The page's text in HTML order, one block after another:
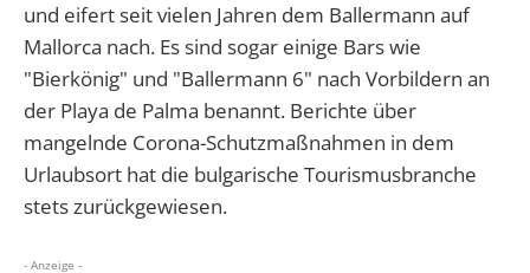
und eifert seit vielen Jahren dem Ballermann auf
Mallorca nach. Es sind sogar einige Bars wie
"Bierkönig" und "Ballermann 6" nach Vorbildern an
der Playa de Palma benannt. Berichte über
mangelnde Corona-Schutzmaßnahmen in dem
Urlaubsort hat die bulgarische Tourismusbranche
stets zurückgewiesen.
- Anzeige -